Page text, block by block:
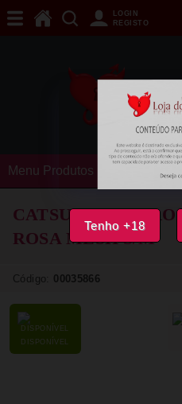
Tenho +18
LOGIN
REGISTO
Menu Produtos
CATSUIT
ROSA MESHS/M
Código: 00035866
DISPONÍVEL